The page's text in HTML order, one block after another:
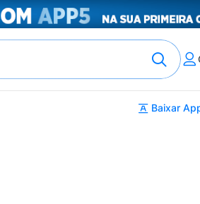
Baixar